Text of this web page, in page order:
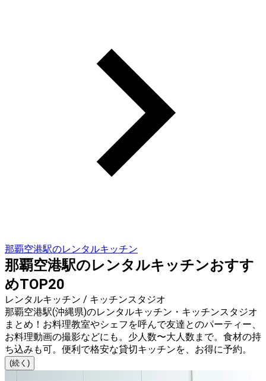
那覇空港駅のレンタルキッチン
那覇空港駅のレンタルキッチンおすす
めTOP20
レンタルキッチン / キッチンスタジオ
那覇空港駅(沖縄県)のレンタルキッチン・キッチンスタジオ
まとめ！お料理教室やシェフを呼んで友達とのパーティー、
お料理動画の撮影などにも。少人数〜大人数まで。食材の持
ち込みも可。便利で格安な貸切キッチンを、お得に予約。
(続く)